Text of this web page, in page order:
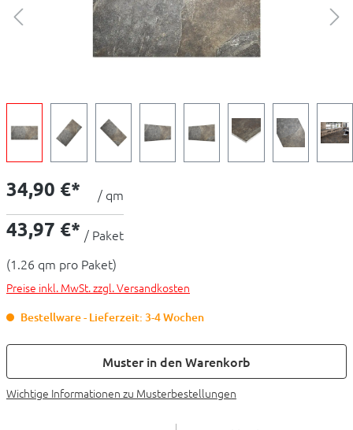
34,90 €* / qm
43,97 €* / Paket
(1.26 qm pro Paket)
Preise inkl. MwSt. zzgl. Versandkosten
Bestellware - Lieferzeit: 3-4 Wochen
Muster in den Warenkorb
Wichtige Informationen zu Musterbestellungen